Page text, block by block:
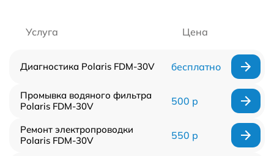
Услуга Цена
Диагностика Polaris FDM-30V бесплатно
Промывка водяного фильтра
Polaris FDM-30V
500 р
Ремонт электропроводки
Polaris FDM-30V
550 р